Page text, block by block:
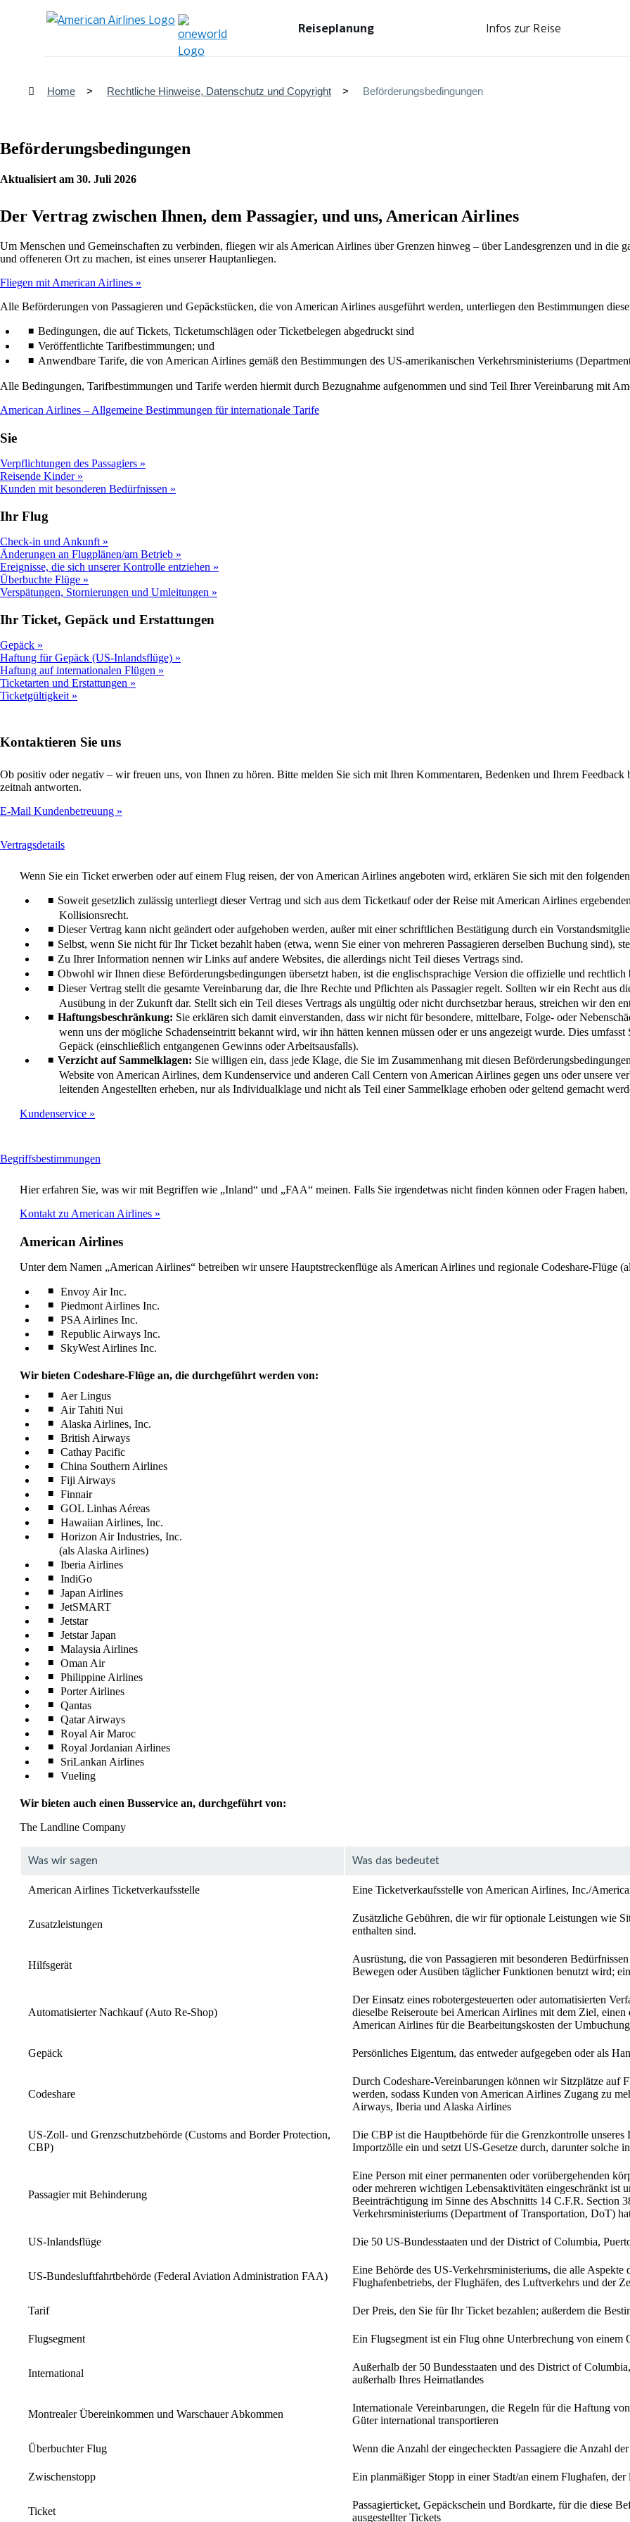
Reiseplanung Infos zur Reise
Home Rechtliche Hinweise, Datenschutz und Copyright Beförderungsbedingungen
Beförderungsbedingungen
Aktualisiert am 30. Juli 2026
Der Vertrag zwischen Ihnen, dem Passagier, und uns, American Airlines
Um Menschen und Gemeinschaften zu verbinden, fliegen wir als American Airlines über Grenzen hinweg – über Landesgrenzen und in die
und offeneren Ort zu machen, ist eines unserer Hauptanliegen.
Fliegen mit American Airlines
Alle Beförderungen von Passagieren und Gepäckstücken, die von American Airlines ausgeführt werden, unterliegen den Bestimmungen
Bedingungen, die auf Tickets, Ticketumschlägen oder Ticketbelegen abgedruckt sind
Veröffentlichte Tarifbestimmungen; und
Anwendbare Tarife, die von American Airlines gemäß den Bestimmungen des US-amerikanischen Verkehrsministeriums
Alle Bedingungen, Tarifbestimmungen und Tarife werden hiermit durch Bezugnahme aufgenommen und sind Teil Ihrer Vereinbarung mit
American Airlines – Allgemeine Bestimmungen für internationale TarifeÖffnet
Sie
Verpflichtungen des Passagiers
Reisende Kinder
Kunden mit besonderen Bedürfnissen
Ihr Flug
Check-in und Ankunft
Änderungen an Flugplänen/am Betrieb
Ereignisse, die sich unserer Kontrolle entziehen
Überbuchte Flüge
Verspätungen, Stornierungen und Umleitungen
Ihr Ticket, Gepäck und Erstattungen
Gepäck
Haftung für Gepäck (US-Inlandsflüge)
Haftung auf internationalen Flügen
Ticketarten und Erstattungen
Ticketgültigkeit
Kontaktieren Sie uns
Ob positiv oder negativ – wir freuen uns, von Ihnen zu hören. Bitte melden Sie sich mit Ihren Kommentaren, Bedenken und Ihrem
zeitnah antworten.
E-Mail Kundenbetreuung
VertragsdetailsThis
can
be
expanded
Wenn Sie ein Ticket erwerben oder auf einem Flug reisen, der von American Airlines angeboten wird, erklären Sie sich mit den
Soweit gesetzlich zulässig unterliegt dieser Vertrag und sich aus dem Ticketkauf oder der Reise mit American Airlines
Kollisionsrecht.
Dieser Vertrag kann nicht geändert oder aufgehoben werden, außer mit einer schriftlichen Bestätigung durch ein
Selbst, wenn Sie nicht für Ihr Ticket bezahlt haben (etwa, wenn Sie einer von mehreren Passagieren derselben Buchung sind),
Zu Ihrer Information nennen wir Links auf andere Websites, die allerdings nicht Teil dieses Vertrags sind.
Obwohl wir Ihnen diese Beförderungsbedingungen übersetzt haben, ist die englischsprachige Version die offizielle und rechtlich
Dieser Vertrag stellt die gesamte Vereinbarung dar, die Ihre Rechte und Pflichten als Passagier regelt. Sollten wir ein Recht aus
Ausübung in der Zukunft dar. Stellt sich ein Teil dieses Vertrags als ungültig oder nicht durchsetzbar heraus, streichen wir den
Haftungsbeschränkung: Sie erklären sich damit einverstanden, dass wir nicht für besondere, mittelbare, Folge- oder
wenn uns der mögliche Schadenseintritt bekannt wird, wir ihn hätten kennen müssen oder er uns angezeigt wurde. Dies umfasst
Gepäck (einschließlich entgangenen Gewinns oder Arbeitsausfalls).
Verzicht auf Sammelklagen: Sie willigen ein, dass jede Klage, die Sie im Zusammenhang mit diesen
Website von American Airlines, dem Kundenservice und anderen Call Centern von American Airlines gegen uns oder unsere
leitenden Angestellten erheben, nur als Individualklage und nicht als Teil einer Sammelklage erhoben oder geltend gemacht
Kundenservice
Begriffsbestimmungen
be
expanded
Hier erfahren Sie, was wir mit Begriffen wie „Inland“ und „FAA“ meinen. Falls Sie irgendetwas nicht finden können oder Fragen
Kontakt zu American Airlines
American Airlines
Unter dem Namen „American Airlines“ betreiben wir unsere Hauptstreckenflüge als American Airlines und regionale Codeshare-Flüge
Envoy Air Inc.
Piedmont Airlines Inc.
PSA Airlines Inc.
Republic Airways Inc.
SkyWest Airlines Inc.
Wir bieten Codeshare-Flüge an, die durchgeführt werden von:
Aer Lingus
Air Tahiti Nui
Alaska Airlines, Inc.
British Airways
Cathay Pacific
China Southern Airlines
Fiji Airways
Finnair
GOL Linhas Aéreas
Hawaiian Airlines, Inc.
Horizon Air Industries, Inc.
(als Alaska Airlines)
Iberia Airlines
IndiGo
Japan Airlines
JetSMART
Jetstar
Jetstar Japan
Malaysia Airlines
Oman Air
Philippine Airlines
Porter Airlines
Qantas
Qatar Airways
Royal Air Maroc
Royal Jordanian Airlines
SriLankan Airlines
Vueling
Wir bieten auch einen Busservice an, durchgeführt von:
The Landline Company
Was wir sagen Was das bedeutet
American Airlines Ticketverkaufsstelle Eine Ticketverkaufsstelle von American Airlines, Inc./
Zusatzleistungen
Zusätzliche Gebühren, die wir für optionale Leistungen wie
enthalten sind.
Hilfsgerät
Ausrüstung, die von Passagieren mit besonderen
Bewegen oder Ausüben täglicher Funktionen benutzt wird;
Automatisierter Nachkauf (Auto Re-Shop)
Der Einsatz eines robotergesteuerten oder automatisierten
dieselbe Reiseroute bei American Airlines mit dem Ziel,
American Airlines für die Bearbeitungskosten der
Gepäck Persönliches Eigentum, das entweder aufgegeben oder als
Codeshare
Durch Codeshare-Vereinbarungen können wir Sitzplätze auf
werden, sodass Kunden von American Airlines Zugang zu
Airways, Iberia und Alaska Airlines
US-Zoll- und Grenzschutzbehörde (Customs and Border Protection,
CBP)
Die CBP ist die Hauptbehörde für die Grenzkontrolle
Importzölle ein und setzt US-Gesetze durch, darunter solche
Passagier mit Behinderung
Eine Person mit einer permanenten oder vorübergehenden
oder mehreren wichtigen Lebensaktivitäten eingeschränkt ist
Beeinträchtigung im Sinne des Abschnitts 14 C.F.R. Section
Verkehrsministeriums (Department of Transportation, DoT)
US-Inlandsflüge Die 50 US-Bundesstaaten und der District of Columbia,
US-Bundesluftfahrtbehörde (Federal Aviation Administration FAA)
Eine Behörde des US-Verkehrsministeriums, die alle
Flughafenbetriebs, der Flughäfen, des Luftverkehrs und der
Tarif Der Preis, den Sie für Ihr Ticket bezahlen; außerdem die
Flugsegment Ein Flugsegment ist ein Flug ohne Unterbrechung von einem
International
Außerhalb der 50 Bundesstaaten und des District of
außerhalb Ihres Heimatlandes
Montrealer Übereinkommen und Warschauer Abkommen
Internationale Vereinbarungen, die Regeln für die Haftung
Güter international transportieren
Überbuchter Flug Wenn die Anzahl der eingecheckten Passagiere die Anzahl
Zwischenstopp Ein planmäßiger Stopp in einer Stadt/an einem Flughafen, der
Ticket
Passagierticket, Gepäckschein und Bordkarte, für die diese
ausgestellter Tickets